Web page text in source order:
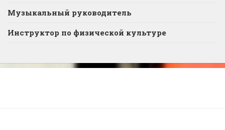
Музыкальный руководитель
Инструктор по физической культуре